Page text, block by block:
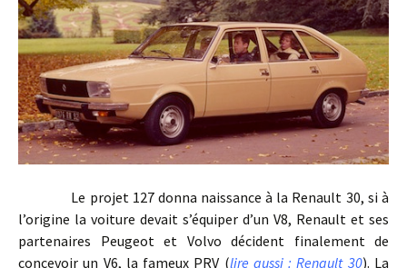
Le projet 127 donna naissance à la Renault 30, si à
l’origine la voiture devait s’équiper d’un V8, Renault et ses
partenaires Peugeot et Volvo décident finalement de
concevoir un V6, la fameux PRV (lire aussi : Renault 30). La